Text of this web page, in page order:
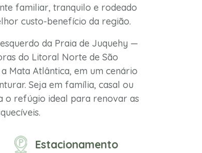
familiar, tranquilo e rodeado
custo-benefício da região.
da Praia de Juquehy —
do Litoral Norte de São
Mata Atlântica, em um cenário
Seja em família, casal ou
o refúgio ideal para renovar as
Estacionamento